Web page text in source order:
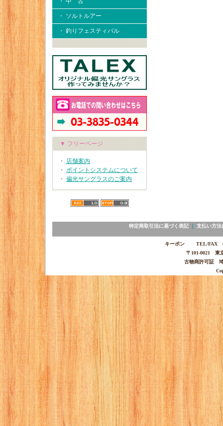
・ ソルトルアー
・ 釣りフェスティバル
▼ フリーページ
・ 店舗案内
・ ポイントシステムについて
・ 偏光サングラスのご案内
特定商取引法に基づく表記｜ 支払い方法
キーポン TEL/FAX
〒101-0021 東
古物商許可証